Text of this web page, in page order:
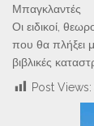
Μπαγκλαντές
Οι ειδικοί,
που θα πλήξει
βιβλικές
Post Views: